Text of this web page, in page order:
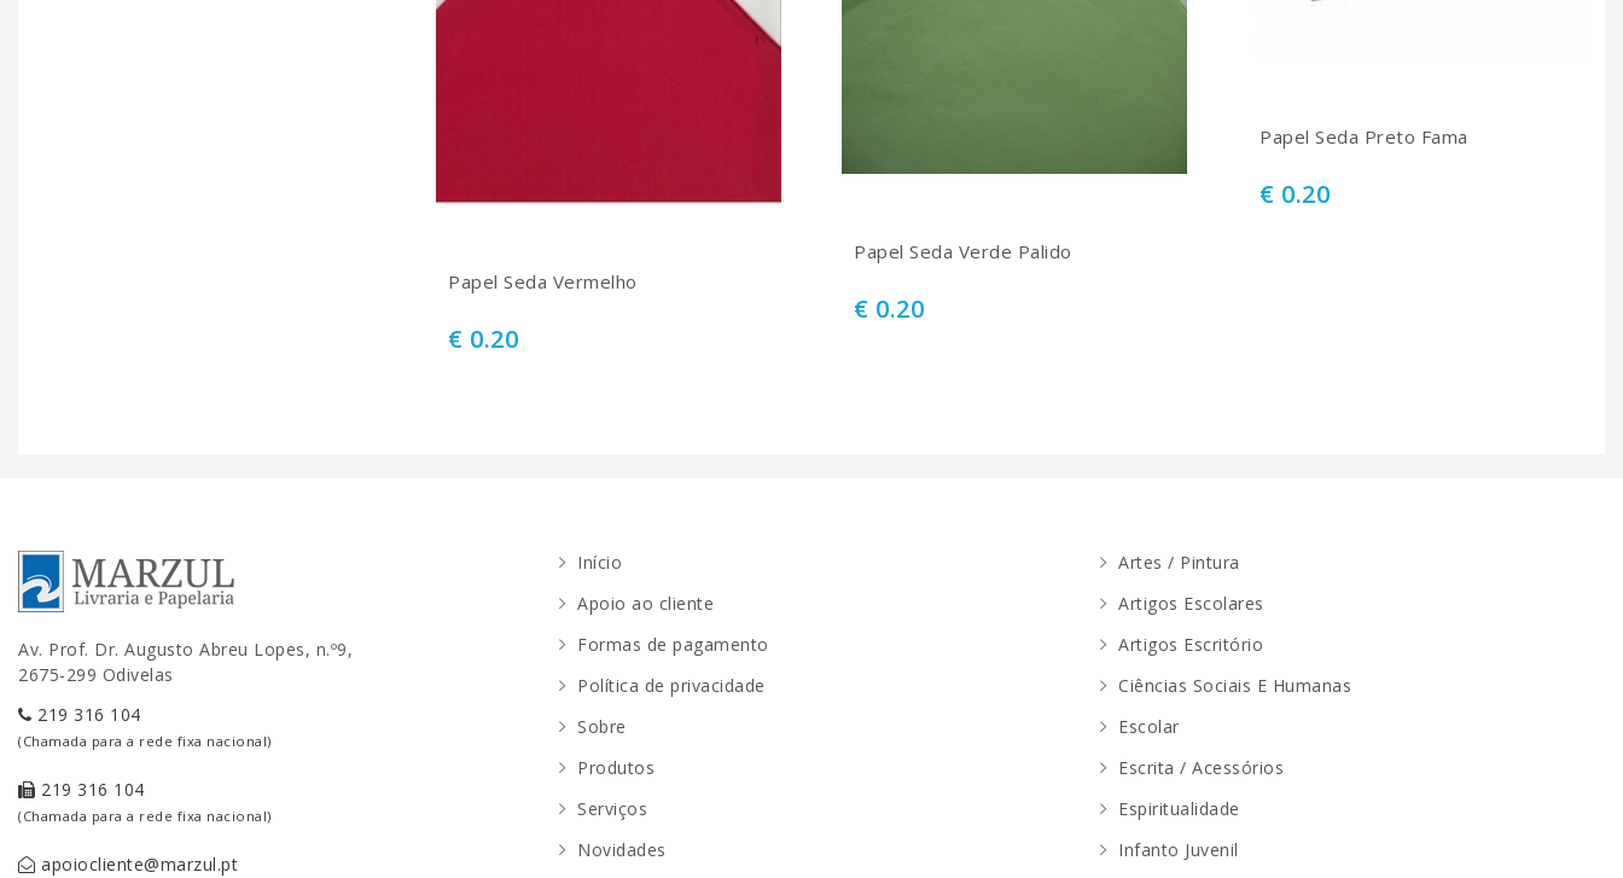
Papel Seda Vermelho
€ 0.20
Papel Seda Verde Palido
€ 0.20
Papel Seda Preto Fama
€ 0.20
Av. Prof. Dr. Augusto Abreu Lopes, n.º9,
2675-299 Odivelas
219 316 104
(Chamada para a rede fixa nacional)
219 316 104
(Chamada para a rede fixa nacional)
apoiocliente@marzul.pt
Início
Apoio ao cliente
Formas de pagamento
Política de privacidade
Sobre
Produtos
Serviços
Novidades
Artes / Pintura
Artigos Escolares
Artigos Escritório
Ciências Sociais E Humanas
Escolar
Escrita / Acessórios
Espiritualidade
Infanto Juvenil